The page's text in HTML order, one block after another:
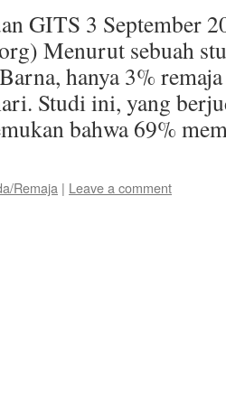
GITS 3 September
Menurut sebuah
hanya 3%
Studi ini, yang
bahwa 69%
Remaja | Leave a comment